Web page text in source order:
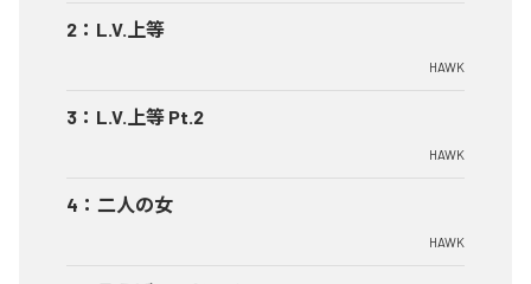
2 ： L.V.上等
HAWK
3 ： L.V.上等 Pt.2
HAWK
4 ： 二人の女
HAWK